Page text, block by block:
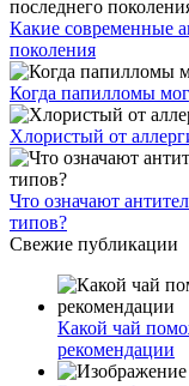
Какие современные
поколения
Когда папилломы
Хлористый от
Что означают
типов?
Свежие публикации
Какой чай
рекомендации